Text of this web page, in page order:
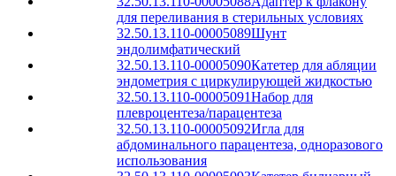
для переливания в стерильных условиях
32.50.13.110-00005089Шунт
эндолимфатический
32.50.13.110-00005090Катетер для абляции
эндометрия с циркулирующей жидкостью
32.50.13.110-00005091Набор для
плевроцентеза/парацентеза
32.50.13.110-00005092Игла для
абдоминального парацентеза, одноразового
использования